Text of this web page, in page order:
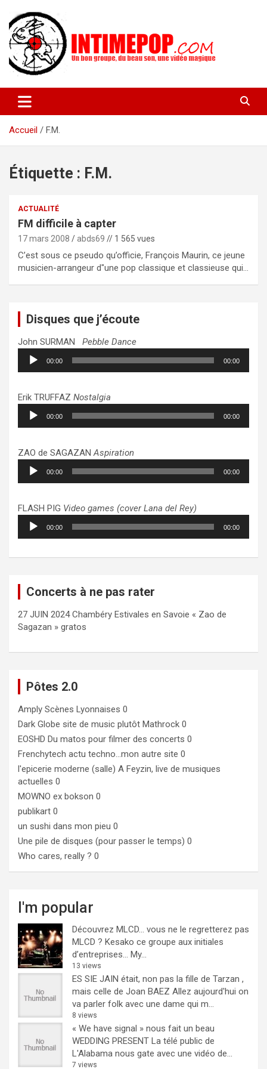
contenu
intimepop.com
actuelles pop rock, post-rock, indé sur Lyon. rock pop concert
lyon
Accueil
F.M.
Étiquette : F.M.
ACTUALITÉ
FM difficile à capter
17 mars 2008 abds69 // 1 565 vues
C’est sous ce pseudo qu’officie, François Maurin, ce jeune
musicien-arrangeur d"une pop classique et classieuse qui…
Disques que j’écoute
John SURMAN Pebble Dance
Lecteur
audio
00:00 00:00
Erik TRUFFAZ Nostalgia
Lecteur
audio
00:00 00:00
ZAO de SAGAZANAspiration
Lecteur
audio
00:00 00:00
FLASH PIG Video games (cover Lana del Rey)
Lecteur
audio
00:00 00:00
Concerts à ne pas rater
27 JUIN 2024 Chambéry Estivales en Savoie « Zao de
Sagazan » gratos
Pôtes 2.0
Amply Scènes Lyonnaises 0
Dark Globe site de music plutôt Mathrock 0
EOSHD Du matos pour filmer des concerts 0
Frenchytech actu techno…mon autre site 0
l'epicerie moderne (salle) A Feyzin, live de musiques
actuelles 0
MOWNO ex bokson 0
publikart 0
un sushi dans mon pieu 0
Une pile de disques (pour passer le temps) 0
Who cares, really ? 0
I'm popular
Découvrez MLCD… vous ne le regretterez pas
MLCD ? Kesako ce groupe aux initiales
d’entreprises… My...
13 views
ES SIE JAIN était, non pas la fille de Tarzan ,
mais celle de Joan BAEZ Allez aujourd'hui on
va parler folk avec une dame qui m...
8 views
« We have signal » nous fait un beau
WEDDING PRESENT La télé public de
L'Alabama nous gate avec une vidéo de...
7 views